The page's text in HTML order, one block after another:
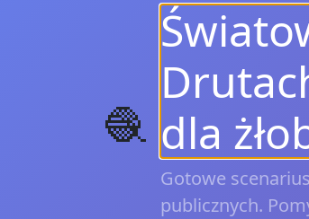
🧶 dla
Gotowe
publicznych.